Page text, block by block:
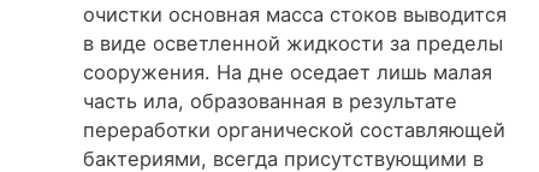
очистки основная масса стоков выводится
в виде осветленной жидкости за пределы
сооружения. На дне оседает лишь малая
часть ила, образованная в результате
переработки органической составляющей
бактериями, всегда присутствующими в